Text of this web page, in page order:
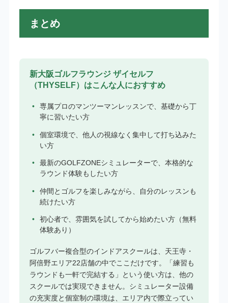
まとめ
新大阪ゴルフラウンジ ザイセルフ
（THYSELF）はこんな人におすすめ
専属プロのマンツーマンレッスンで、基礎から丁
寧に習いたい方
個室環境で、他人の視線なく集中して打ち込みた
い方
最新のGOLFZONEシミュレーターで、本格的な
ラウンド体験もしたい方
仲間とゴルフを楽しみながら、自分のレッスンも
続けたい方
初心者で、雰囲気を試してから始めたい方（無料
体験あり）
ゴルフバー複合型のインドアスクールは、天王寺・
阿倍野エリア22店舗の中でここだけです。「練習も
ラウンドも一軒で完結する」という使い方は、他の
スクールでは実現できません。シミュレーター設備
の充実度と個室制の環境は、エリア内で際立ってい